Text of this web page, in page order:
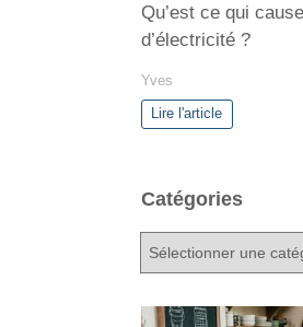
Qu’est ce qui
d’électricité ?
Yves
Lire l'article
Catégories
t